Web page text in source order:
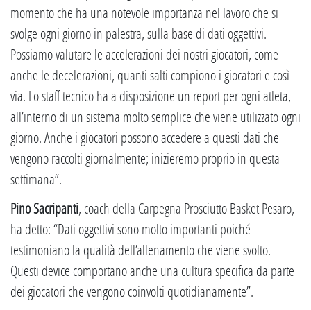
momento che ha una notevole importanza nel lavoro che si
svolge ogni giorno in palestra, sulla base di dati oggettivi.
Possiamo valutare le accelerazioni dei nostri giocatori, come
anche le decelerazioni, quanti salti compiono i giocatori e così
via. Lo staff tecnico ha a disposizione un report per ogni atleta,
all’interno di un sistema molto semplice che viene utilizzato ogni
giorno. Anche i giocatori possono accedere a questi dati che
vengono raccolti giornalmente; inizieremo proprio in questa
settimana”.
Pino Sacripanti, coach della Carpegna Prosciutto Basket Pesaro,
ha detto: “Dati oggettivi sono molto importanti poiché
testimoniano la qualità dell’allenamento che viene svolto.
Questi device comportano anche una cultura specifica da parte
dei giocatori che vengono coinvolti quotidianamente”.